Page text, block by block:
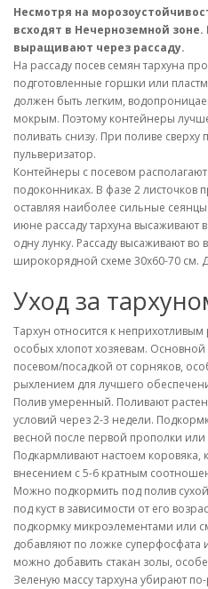
Несмотря на
всходят в Нечерноземной зоне.
выращивают через рассаду.
На рассаду посев семян тархуна
подготовленные горшки или
должен быть легким,
мокрым. Поэтому контейнеры
поливать снизу. При поливе сверху
пульверизатор.
Контейнеры с посевом
подоконниках. В фазе 2 листочков
оставляя наиболее сильные
июне рассаду тархуна высаживают
одну лунку. Рассаду высаживают
широкорядной схеме 30х60-70 см.
Уход за
Тархун относится к неприхотливым
особых хлопот хозяевам. Основной
посевом/посадкой от сорняков,
рыхлением для лучшего
Полив умеренный. Поливают
условий через 2-3 недели.
весной после первой прополки
Подкармливают настоем коровяка,
внесением с 5-6 кратным
Можно подкормить под полив
под куст в зависимости от его
подкормку микроэлементами или
добавляют по ложке суперфосфата
можно добавить стакан золы,
Зеленую массу тархуна убирают